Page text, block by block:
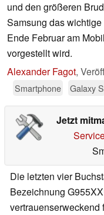
und den größeren
Samsung das
Ende Februar am
vorgestellt wird.
Alexander Fagot,
Smartphone
Galaxy S
Jetzt
Die letzten vier
Bezeichnung